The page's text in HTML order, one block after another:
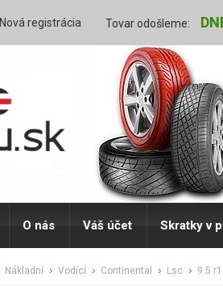
Nová registrácia Tovar odošleme:
O nás Váš účet Skratky v
nákladní vodící continental lsc 9.5